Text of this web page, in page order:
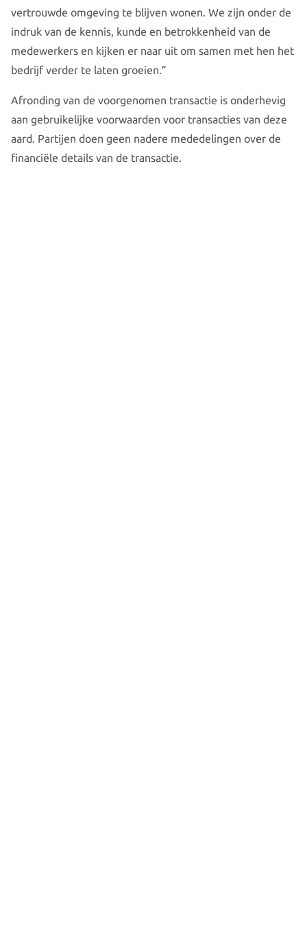
vertrouwde omgeving te blijven wonen. We zijn onder de
indruk van de kennis, kunde en betrokkenheid van de
medewerkers en kijken er naar uit om samen met hen het
bedrijf verder te laten groeien.”
Afronding van de voorgenomen transactie is onderhevig
aan gebruikelijke voorwaarden voor transacties van deze
aard. Partijen doen geen nadere mededelingen over de
financiële details van de transactie.